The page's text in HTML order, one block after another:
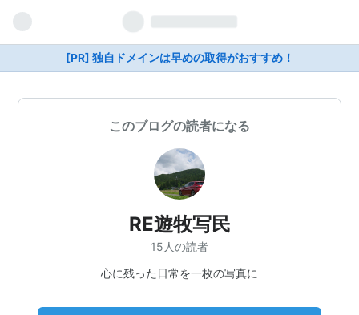
[PR] 独自ドメインは早めの取得がおすすめ！
このブログの読者になる
RE遊牧写民
15人の読者
心に残った日常を一枚の写真に